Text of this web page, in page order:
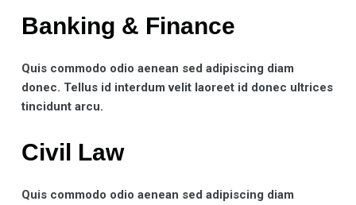
Banking & Finance​
Quis commodo odio aenean sed adipiscing diam
donec. Tellus id interdum velit laoreet id donec ultrices
tincidunt arcu.
Civil Law​
Quis commodo odio aenean sed adipiscing diam